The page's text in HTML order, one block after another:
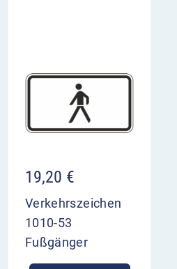
19,20 €
Verkehrszeichen
1010-53
Fußgänger